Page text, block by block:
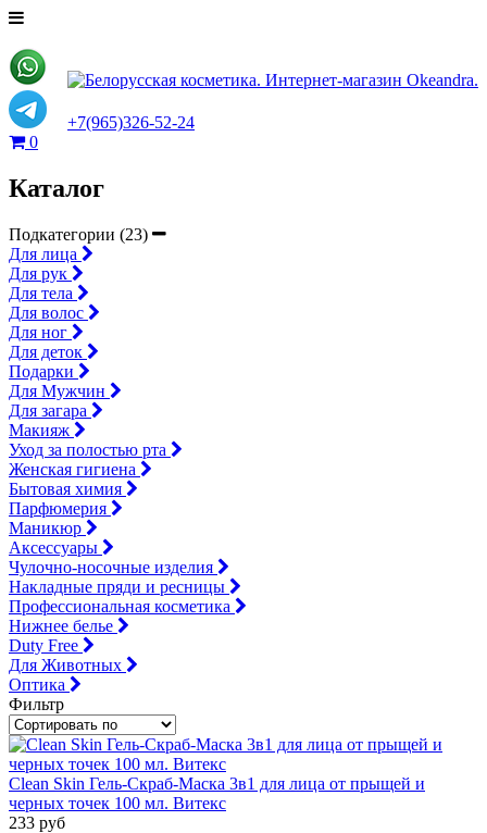
+7(965)326-52-24
0
Каталог
Подкатегории (23)
Для лица
Для рук
Для тела
Для волос
Для ног
Для деток
Подарки
Для Мужчин
Для загара
Макияж
Уход за полостью рта
Женская гигиена
Бытовая химия
Парфюмерия
Маникюр
Аксессуары
Чулочно-носочные изделия
Накладные пряди и ресницы
Профессиональная косметика
Нижнее белье
Duty Free
Для Животных
Оптика
Фильтр
Clean Skin Гель-Скраб-Маска 3в1 для лица от прыщей и
черных точек 100 мл. Витекс
233 руб